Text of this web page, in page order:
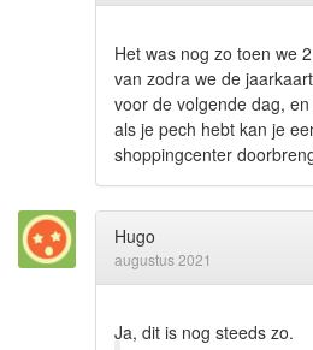
Het was nog zo toen we
van zodra we de
voor de volgende dag,
als je pech hebt kan je
shoppingcenter
Hugo
augustus 2021
Ja, dit is nog steeds zo.